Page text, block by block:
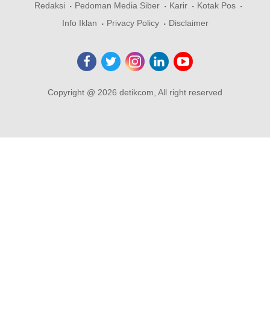
Redaksi Pedoman Media Siber Karir
Kotak Pos
Info Iklan
Privacy Policy Disclaimer
Copyright @ 2026 detikcom, All right reserved